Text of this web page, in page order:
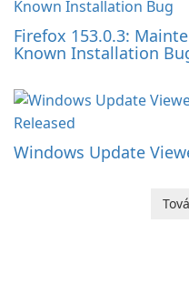
Firefox 153.0.3:
Known Installation
Windows Update